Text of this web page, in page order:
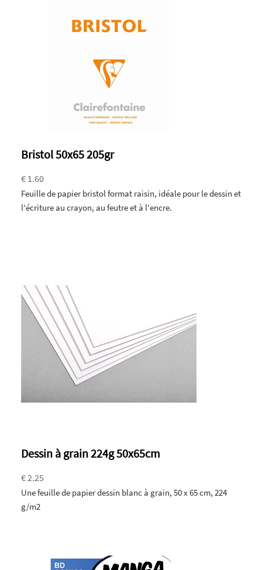
Bristol 50x65 205gr
€ 1.60
Feuille de papier bristol format raisin, idéale pour le dessin et
l'écriture au crayon, au feutre et à l'encre.
Dessin à grain 224g 50x65cm
€ 2.25
Une feuille de papier dessin blanc à grain, 50 x 65 cm, 224
g/m2